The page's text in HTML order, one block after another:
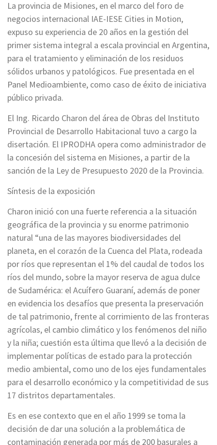
La provincia de Misiones, en el marco del foro de
negocios internacional IAE-IESE Cities in Motion,
expuso su experiencia de 20 años en la gestión del
primer sistema integral a escala provincial en Argentina,
para el tratamiento y eliminación de los residuos
sólidos urbanos y patológicos. Fue presentada en el
Panel Medioambiente, como caso de éxito de iniciativa
público privada.
El Ing. Ricardo Charon del área de Obras del Instituto
ProvinciaI de Desarrollo Habitacional tuvo a cargo la
disertación. El IPRODHA opera como administrador de
la concesión del sistema en Misiones, a partir de la
sanción de la Ley de Presupuesto 2020 de la Provincia.
Síntesis de la exposición
Charon inició con una fuerte referencia a la situación
geográfica de la provincia y su enorme patrimonio
natural “una de las mayores biodiversidades del
planeta, en el corazón de la Cuenca del Plata, rodeada
por ríos que representan el 1% del caudal de todos los
ríos del mundo, sobre la mayor reserva de agua dulce
de Sudamérica: el Acuífero Guaraní, además de poner
en evidencia los desafíos que presenta la preservación
de tal patrimonio, frente al corrimiento de las fronteras
agrícolas, el cambio climático y los fenómenos del niño
y la niña; cuestión esta última que llevó a la decisión de
implementar políticas de estado para la protección
medio ambiental, como uno de los ejes fundamentales
para el desarrollo económico y la competitividad de sus
17 distritos departamentales.
Es en ese contexto que en el año 1999 se toma la
decisión de dar una solución a la problemática de
contaminación generada por más de 200 basurales a